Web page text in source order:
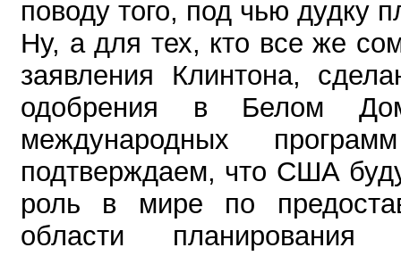
поводу того, под чью дудку
Ну, а для тех, кто все же
заявления Клинтона,
одобрения в Белом
международных
подтверждаем, что США
роль в мире по
области планирования